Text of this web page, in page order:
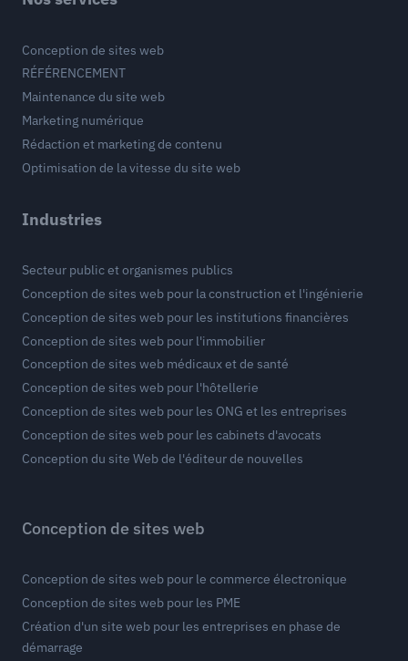
Conception de sites web
RÉFÉRENCEMENT
Maintenance du site web
Marketing numérique
Rédaction et marketing de contenu
Optimisation de la vitesse du site web
Industries
Secteur public et organismes publics
Conception de sites web pour la construction et l'ingénierie
Conception de sites web pour les institutions financières
Conception de sites web pour l'immobilier
Conception de sites web médicaux et de santé
Conception de sites web pour l'hôtellerie
Conception de sites web pour les ONG et les entreprises
Conception de sites web pour les cabinets d'avocats
Conception du site Web de l'éditeur de nouvelles
Conception de sites web
Conception de sites web pour le commerce électronique
Conception de sites web pour les PME
Création d'un site web pour les entreprises en phase de
démarrage